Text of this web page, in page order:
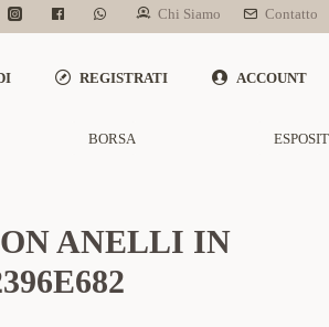
Chi Siamo Contatto
REGISTRATI ACCOUNT
BORSA
ANELLI IN